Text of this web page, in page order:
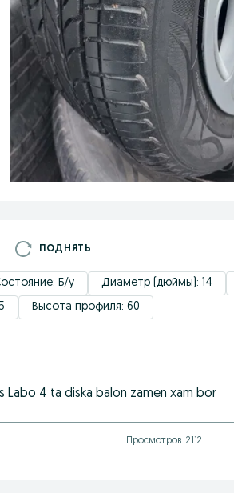
ПОДНЯТЬ
Б/у Диаметр (дюймы): 14
Высота профиля: 60
Labo 4 ta diska balon zamen xam bor
Просмотров: 2112